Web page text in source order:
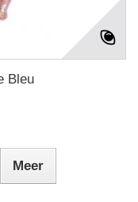
Bleu
Meer